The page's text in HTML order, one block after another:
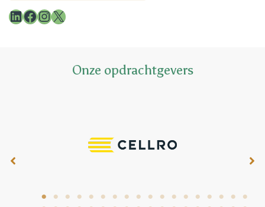
LinkedIn
Facebook
Instagram
X
Onze opdrachtgevers